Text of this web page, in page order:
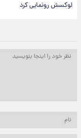
لوکسش رونمایی کرد